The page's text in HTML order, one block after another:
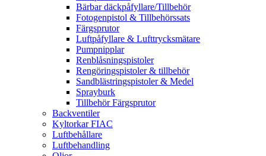
Bärbar däckpåfyllare/Tillbehör
Fotogenpistol & Tillbehörssats
Färgsprutor
Luftpåfyllare & Lufttrycksmätare
Pumpnipplar
Renblåsningspistoler
Rengöringspistoler & tillbehör
Sandblästringspistoler & Medel
Sprayburk
Tillbehör Färgsprutor
Backventiler
Kyltorkar FIAC
Luftbehållare
Luftbehandling